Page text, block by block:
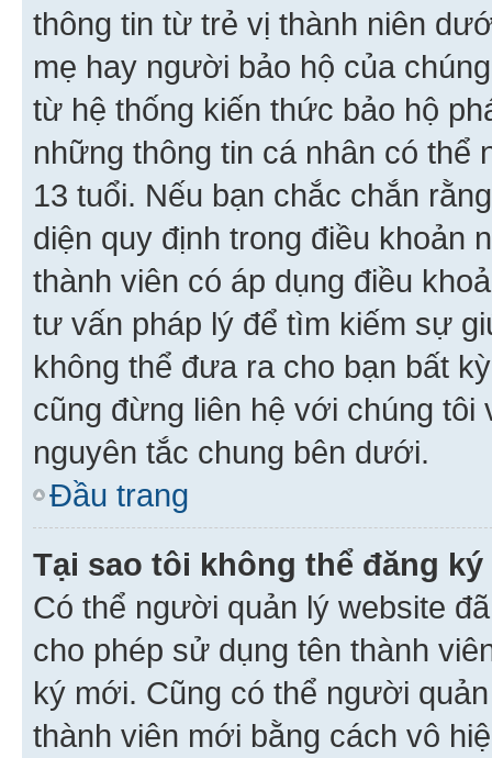
thông tin từ trẻ vị thành niên
mẹ hay người bảo hộ của
từ hệ thống kiến thức bảo hộ
những thông tin cá nhân có thể
13 tuổi. Nếu bạn chắc chắn
diện quy định trong điều khoản
thành viên có áp dụng điều
tư vấn pháp lý để tìm kiếm sự
không thể đưa ra cho bạn bất
cũng đừng liên hệ với chúng
nguyên tắc chung bên dưới.
Đầu trang
Tại sao tôi không thể đăng
Có thể người quản lý website
cho phép sử dụng tên thành
ký mới. Cũng có thể người
thành viên mới bằng cách vô